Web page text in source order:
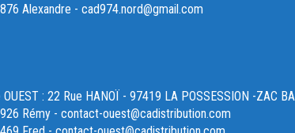
Alexandre - cad974.nord@gmail.com
: 22 Rue HANOÏ - 97419 LA POSSESSION -ZAC
Rémy - contact-ouest@cadistribution.com